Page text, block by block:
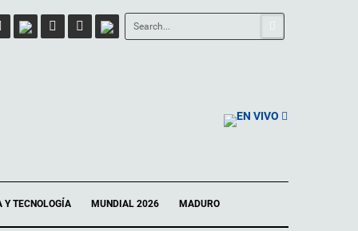
EN VIVO
Y TECNOLOGÍA MUNDIAL 2026 MADURO